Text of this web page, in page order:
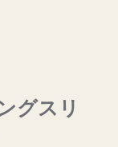
グスリ